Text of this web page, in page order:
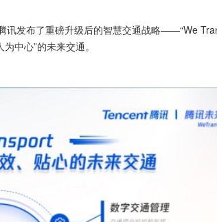
发布了重磅升级后的智慧交通战略——“We
中心”的未来交通。